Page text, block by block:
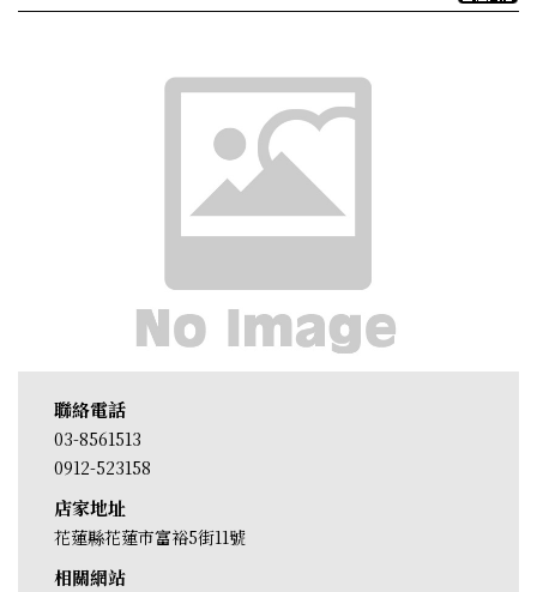
聯絡電話
03-8561513
0912-523158
店家地址
花蓮縣花蓮市富裕5街11號
相關網站